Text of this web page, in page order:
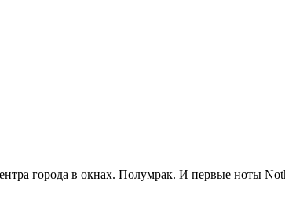
города в окнах. Полумрак. И первые ноты